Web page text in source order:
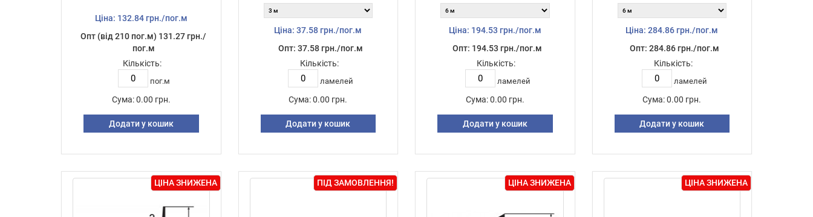
Ціна: 132.84 грн./пог.м
Опт (від 210 пог.м) 131.27 грн./
пог.м
Кількість:
пог.м
Сума: 0.00 грн.
Додати у кошик
Ціна: 37.58 грн./пог.м
Опт: 37.58 грн./пог.м
Кількість:
ламелей
Сума: 0.00 грн.
Додати у кошик
Ціна: 194.53 грн./пог.м
Опт: 194.53 грн./пог.м
Кількість:
ламелей
Сума: 0.00 грн.
Додати у кошик
Ціна: 284.86 грн./пог.м
Опт: 284.86 грн./пог.м
Кількість:
ламелей
Сума: 0.00 грн.
Додати у кошик
ЦІНА ЗНИЖЕНА ПІД ЗАМОВЛЕННЯ! ЦІНА ЗНИЖЕНА ЦІНА ЗНИЖЕНА